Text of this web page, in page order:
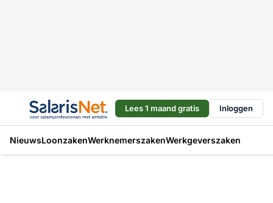
Lees 1 maand gratis Inloggen
NieuwsLoonzakenWerknemerszakenWerkgeverszaken